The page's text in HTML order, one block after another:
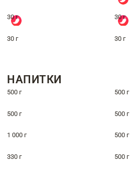
30 г 30 г
30 г 30 г
НАПИТКИ
500 г 500 г
500 г 500 г
1 000 г 500 г
330 г 500 г